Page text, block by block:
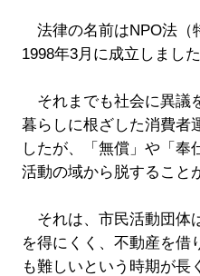
法律の名前はNPO法（
1998年3月に成立しました
それまでも社会に異議
暮らしに根ざした消費者
したが、「無償」や「奉
活動の域から脱すること
それは、市民活動団体
を得にくく、不動産を借
も難しいという時期が長